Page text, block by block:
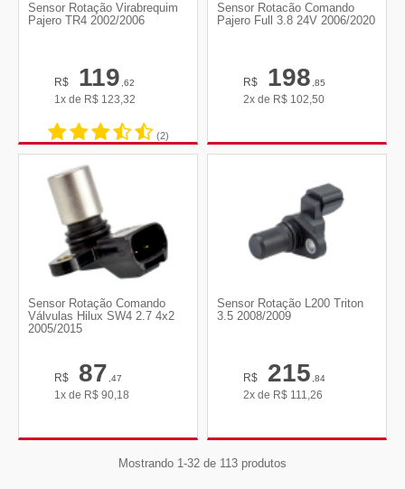
Sensor Rotação Virabrequim
Pajero TR4 2002/2006
R$ 119,62
1x de R$ 123,32
(2)
Sensor Rotacão Comando
Pajero Full 3.8 24V 2006/2020
R$ 198,85
2x de R$ 102,50
Sensor Rotação Comando
Válvulas Hilux SW4 2.7 4x2
2005/2015
R$ 87,47
1x de R$ 90,18
Sensor Rotação L200 Triton
3.5 2008/2009
R$ 215,84
2x de R$ 111,26
Mostrando 1-32 de 113 produtos